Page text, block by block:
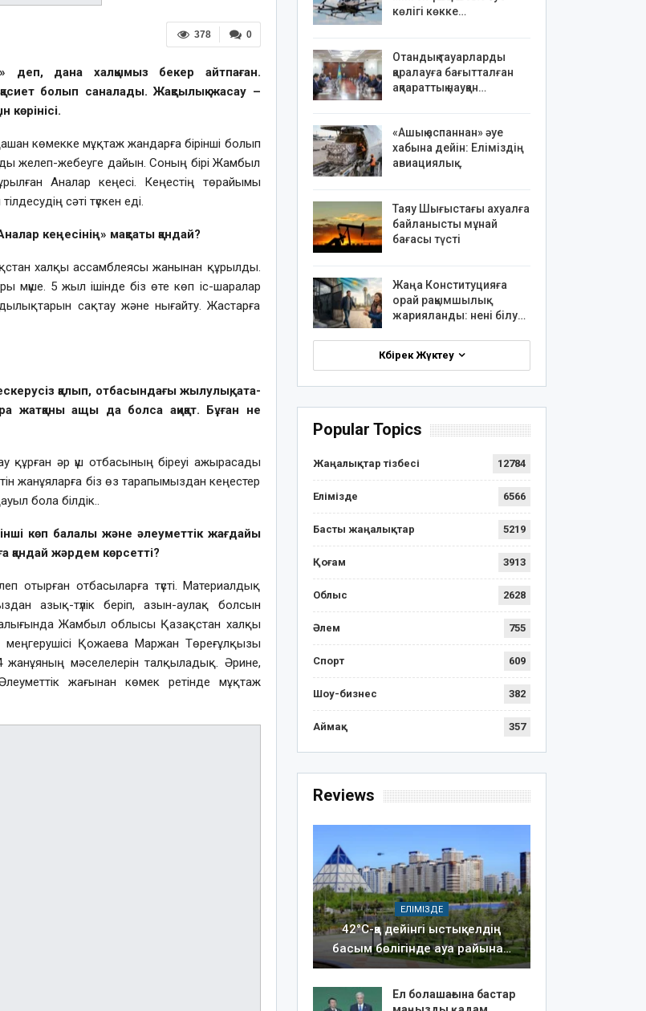
0
378
дана халқымыз бекер айтпаған.
болып саналады. Жақсылық жасау –
көрінісі.
көмекке мұқтаж жандарға бірінші болып
желеп-жебеуге дайын. Соның бірі Жамбыл
Аналар кеңесі. Кеңестің төрайымы
сәті түскен еді.
кеңесінің» мақсаты қандай?
халқы ассамблеясы жанынан құрылды.
мүше. 5 жыл ішінде біз өте көп іс-шаралар
сақтау және нығайту. Жастарға
ескерусіз қалып, отбасындағы жылулық, ата-
жатқаны ащы да болса ақиқат. Бұған не
құрған әр үш отбасының біреуі ажырасады
жанұяларға біз өз тарапымыздан кеңестер
бола білдік..
көп балалы және әлеуметтік жағдайы
қандай жәрдем көрсетті?
отырған отбасыларға түсті. Материалдық
азық-түлік беріп, азын-аулақ болсын
Жамбыл облысы Қазақстан халқы
Қожаева Маржан Төреғұлқызы
мәселелерін талқыладық. Әрине,
жағынан көмек ретінде мұқтаж
көлігі көкке…
Отандық тауарларды
қаралауға бағытталған
ақпараттық науқан…
«Ашық аспаннан» әуе
хабына дейін: Еліміздің
авиациялық…
Таяу Шығыстағы ахуалға
байланысты мұнай
бағасы түсті
Жаңа Конституцияға
орай рақымшылық
жарияланды: нені білу…
Көбірек Жүктеу
Popular Topics
Жаңалықтар тізбесі 12784
Елімізде 6566
Басты жаңалықтар 5219
Қоғам 3913
Облыс 2628
Әлем 755
Спорт 609
Шоу-бизнес 382
Аймақ 357
Reviews
ЕЛІМІЗДЕ
42°C-қа дейінгі ыстық: елдің
басым бөлігінде ауа райына…
Ел болашағына бастар